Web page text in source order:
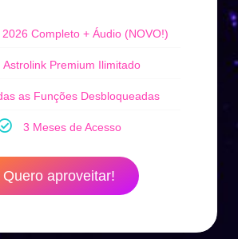
Completo + Áudio (NOVO!)
Astrolink Premium Ilimitado
as Funções Desbloqueadas
3 Meses de Acesso
Quero aproveitar!